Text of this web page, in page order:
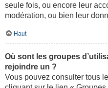
seule fois, ou encore leur
modération, ou bien leur
Haut
Où sont les groupes
rejoindre un ?
Vous pouvez consulter tous